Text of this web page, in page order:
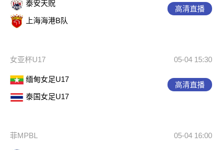
泰安天贶
上海海港B队
高清直播
女亚杯U17 05-04 15:30
缅甸女足U17
泰国女足U17
高清直播
菲MPBL 05-04 16:00